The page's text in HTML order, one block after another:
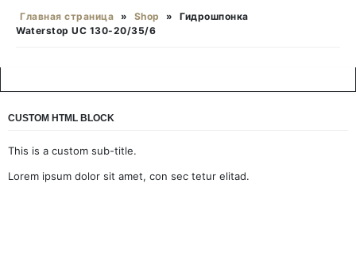
Главная страница » Shop »
Гидрошпонка
Waterstop UC 130-20/35/6
CUSTOM HTML BLOCK
This is a custom sub-title.
Lorem ipsum dolor sit amet, con sec tetur elitad.